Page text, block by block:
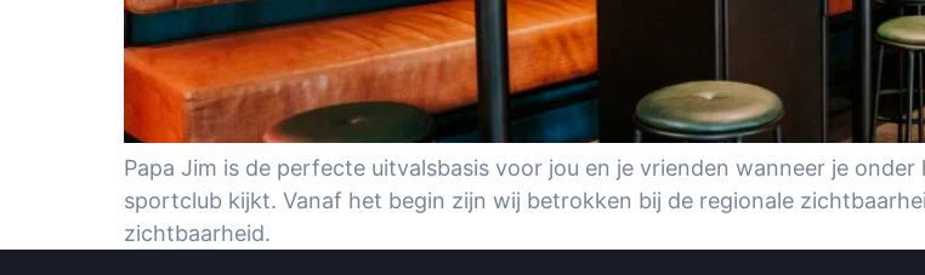
Papa Jim is de perfecte uitvalsbasis voor jou en je vrienden wanneer je
sportclub kijkt. Vanaf het begin zijn wij betrokken bij de regionale
zichtbaarheid.